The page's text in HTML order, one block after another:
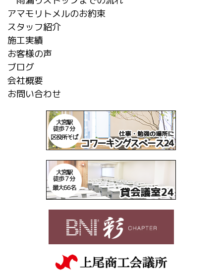
アマモリトメルのお約束
スタッフ紹介
施工実績
お客様の声
ブログ
会社概要
お問い合わせ